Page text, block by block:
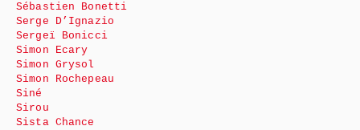
Sébastien Bonetti
Serge D’Ignazio
Sergeï Bonicci
Simon Ecary
Simon Grysol
Simon Rochepeau
Siné
Sirou
Sista Chance